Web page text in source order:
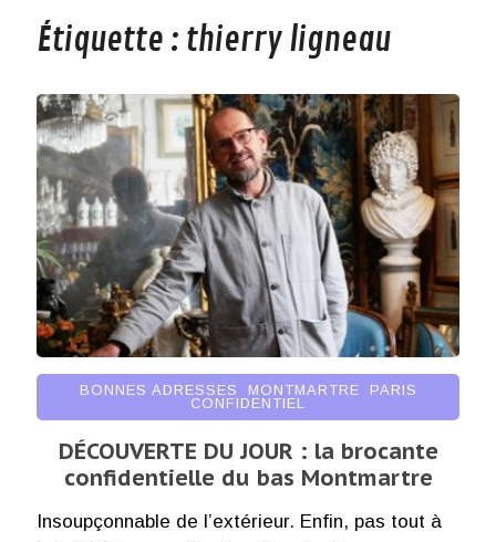
Étiquette : thierry ligneau
BONNES ADRESSES MONTMARTRE
PARIS
CONFIDENTIEL
DÉCOUVERTE DU JOUR : la brocante
confidentielle du bas Montmartre
Insoupçonnable de l’extérieur. Enfin, pas tout à